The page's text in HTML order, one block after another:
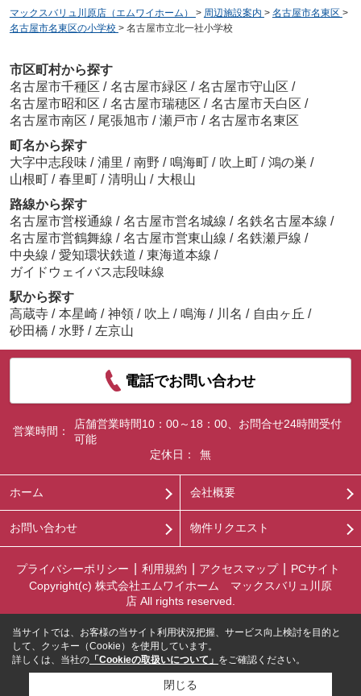
マックスバリュ川原店（エムワイホーム） > 周辺施設案内 > 名古屋市名東区 >
名古屋市名東区の小学校 > 名古屋市立北一社小学校
市区町村から探す
名古屋市千種区 / 名古屋市緑区 / 名古屋市守山区 /
名古屋市昭和区 / 名古屋市瑞穂区 / 名古屋市天白区 /
名古屋市南区 / 尾張旭市 / 瀬戸市 / 名古屋市名東区
町名から探す
大字中志段味 / 浦里 / 南野 / 鳴海町 / 吹上町 / 鴻の巣 /
山根町 / 春里町 / 清明山 / 大根山
路線から探す
名古屋市営桜通線 / 名古屋市営名城線 / 名鉄名古屋本線 /
名古屋市営鶴舞線 / 名古屋市営東山線 / 名鉄瀬戸線 /
中央線 / 愛知環状鉄道 / 東海道本線 /
ガイドウェイバス志段味線
駅から探す
高蔵寺 / 本星崎 / 神領 / 吹上 / 鳴海 / 川名 / 自由ヶ丘 /
砂田橋 / 水野 / 左京山
電話でお問い合わせ
営業時間：
店舗営業時間10：00～18：00、お問合せ24時間受付
可能
定休日：
無
ホーム 会社概要
お問い合わせ 物件リクエスト
プライバシーポリシー 利用規約 アクセスマップ
PCサイト
Copyright(c) 株式会社エムワイホーム マックスバリュ川原
店 All rights reserved.
当サイトでは、お客様の当サイト利用状況把握、サービス向上検討を目的と
して、クッキー（Cookie）を使用しています。
詳しくは、当社の 「Cookieの取扱いについて」 をご確認ください。
閉じる